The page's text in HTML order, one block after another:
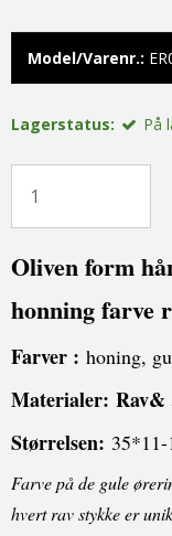
Model/Varenr.:
Lagerstatus: På
Oliven form
honning farve
Farver : honing,
Materialer: Rav&
Størrelsen:
Farve på de gule
hvert rav stykke er